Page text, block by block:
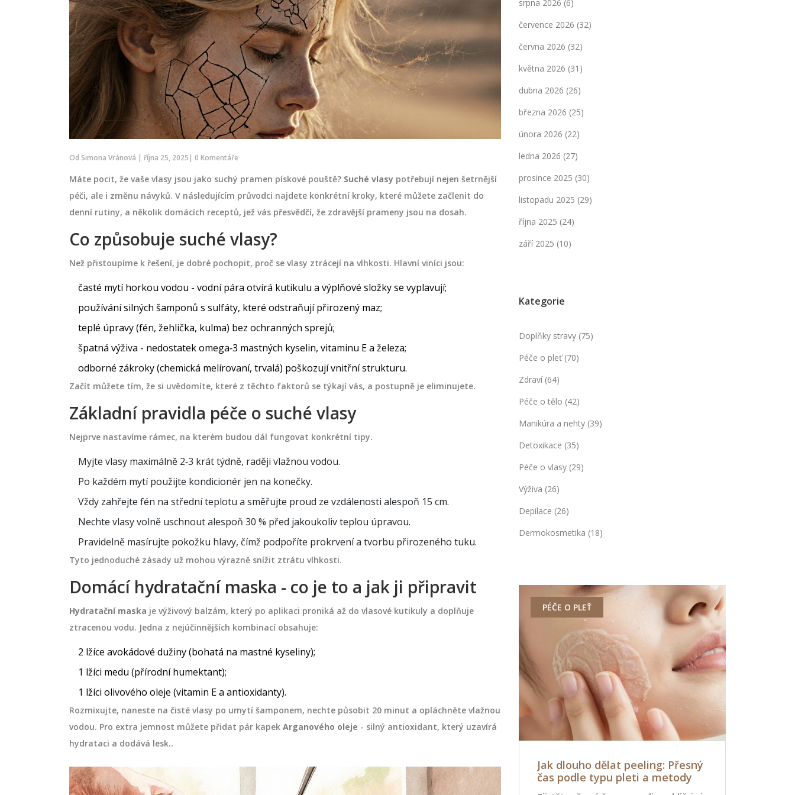
Od Simona Vránová | října 25, 2025| 0 Komentáře
Máte pocit, že vaše vlasy jsou jako suchý pramen pískové pouště? Suché vlasy potřebují nejen šetrnější
péči, ale i změnu návyků. V následujícím průvodci najdete konkrétní kroky, které můžete začlenit do
denní rutiny, a několik domácích receptů, jež vás přesvědčí, že zdravější prameny jsou na dosah.
Co způsobuje suché vlasy?
Než přistoupíme k řešení, je dobré pochopit, proč se vlasy ztrácejí na vlhkosti. Hlavní viníci jsou:
časté mytí horkou vodou - vodní pára otvírá kutikulu a výplňové složky se vyplavují;
používání silných šamponů s sulfáty, které odstraňují přirozený maz;
teplé úpravy (fén, žehlička, kulma) bez ochranných sprejů;
špatná výživa - nedostatek omega‑3 mastných kyselin, vitaminu E a železa;
odborné zákroky (chemická melírovaní, trvalá) poškozují vnitřní strukturu.
Začít můžete tím, že si uvědomíte, které z těchto faktorů se týkají vás, a postupně je eliminujete.
Základní pravidla péče o suché vlasy
Nejprve nastavíme rámec, na kterém budou dál fungovat konkrétní tipy.
Myjte vlasy maximálně 2‑3 krát týdně, raději vlažnou vodou.
Po každém mytí použijte kondicionér jen na konečky.
Vždy zahřejte fén na střední teplotu a směřujte proud ze vzdálenosti alespoň 15 cm.
Nechte vlasy volně uschnout alespoň 30 % před jakoukoliv teplou úpravou.
Pravidelně masírujte pokožku hlavy, čímž podpoříte prokrvení a tvorbu přirozeného tuku.
Tyto jednoduché zásady už mohou výrazně snížit ztrátu vlhkosti.
Domácí hydratační maska - co je to a jak ji připravit
Hydratační maska je výživový balzám, který po aplikaci proniká až do vlasové kutikuly a doplňuje
ztracenou vodu. Jedna z nejúčinnějších kombinací obsahuje:
2 lžíce avokádové dužiny (bohatá na mastné kyseliny);
1 lžíci medu (přírodní humektant);
1 lžíci olivového oleje (vitamin E a antioxidanty).
Rozmixujte, naneste na čisté vlasy po umytí šamponem, nechte působit 20 minut a opláchněte vlažnou
vodou. Pro extra jemnost můžete přidat pár kapek Arganového oleje - silný antioxidant, který uzavírá
hydrataci a dodává lesk..
srpna 2026 (6)
července 2026 (32)
června 2026 (32)
května 2026 (31)
dubna 2026 (26)
března 2026 (25)
února 2026 (22)
ledna 2026 (27)
prosince 2025 (30)
listopadu 2025 (29)
října 2025 (24)
září 2025 (10)
Kategorie
Doplňky stravy (75)
Péče o pleť(70)
Zdraví (64)
Péče o tělo (42)
Manikúra a nehty (39)
Detoxikace (35)
Péče o vlasy (29)
Výživa (26)
Depilace (26)
Dermokosmetika (18)
bolavé klouby?
DEPILACE
Co je nejlepší na depilaci?
Porovnání metod pro hladkou
kůži bez podráždění
MANIKÚRA A NEHTY
Jak se píše manikúra? Pravidla,
časté chyby a správný
výslovnostní klíč
PÉČE O PLEŤ
Jak dlouho dělat peeling: Přesný
čas podle typu pleti a metody